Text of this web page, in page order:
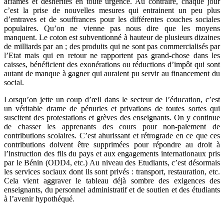
c’est la prise de nouvelles mesures qui entrainent un peu plus
d’entraves et de souffrances pour les différentes couches sociales
populaires. Qu’on ne vienne pas nous dire que les moyens
manquent. Le coton est subventionné à hauteur de plusieurs dizaines
de milliards par an ; des produits qui ne sont pas commercialisés par
l’Etat mais qui en retour ne rapportent pas grand-chose dans les
caisses, bénéficient des exonérations ou réductions d’impôt qui sont
autant de manque à gagner qui auraient pu servir au financement du
social.
Lorsqu’on jette un coup d’œil dans le secteur de l’éducation, c’est
un véritable drame de pénuries et privations de toutes sortes qui
suscitent des protestations et grèves des enseignants. On y continue
de chasser les apprenants des cours pour non-paiement de
contributions scolaires. C’est ahurissant et rétrograde en ce que ces
contributions doivent être supprimées pour répondre au droit à
l’instruction des fils du pays et aux engagements internationaux pris
par le Bénin (ODD4, etc.) Au niveau des Etudiants, c’est désormais
les services sociaux dont ils sont privés : transport, restauration, etc.
Cela vient aggraver le tableau déjà sombre des exigences des
enseignants, du personnel administratif et de soutien et des étudiants
à l’avenir hypothéqué.